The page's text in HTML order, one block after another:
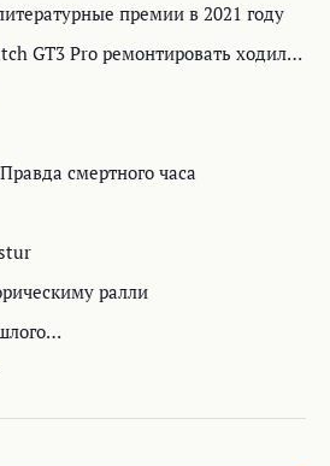
премии в 2021 году
GT3 Pro ремонтировать ходил…
смертного часа
ралли